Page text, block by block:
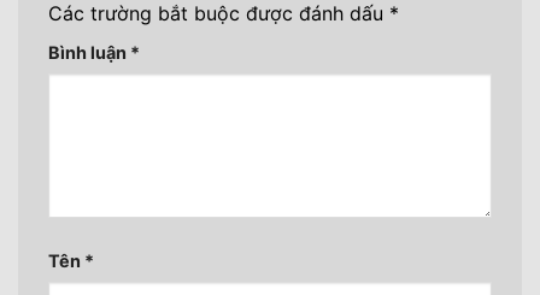
Các trường bắt buộc được đánh dấu *
Bình luận *
Tên *